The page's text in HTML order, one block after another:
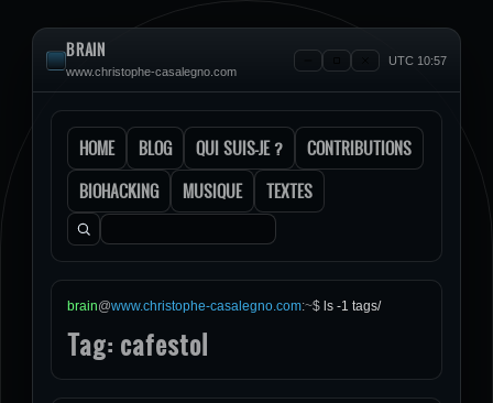
BRAIN
www.christophe-casalegno.com
UTC 10:57
HOME BLOG QUI SUIS-JE ?
CONTRIBUTIONS
BIOHACKING
MUSIQUE TEXTES
Rechercher :
brain@www.christophe-casalegno.com:~$ ls -1 tags/
Tag: cafestol